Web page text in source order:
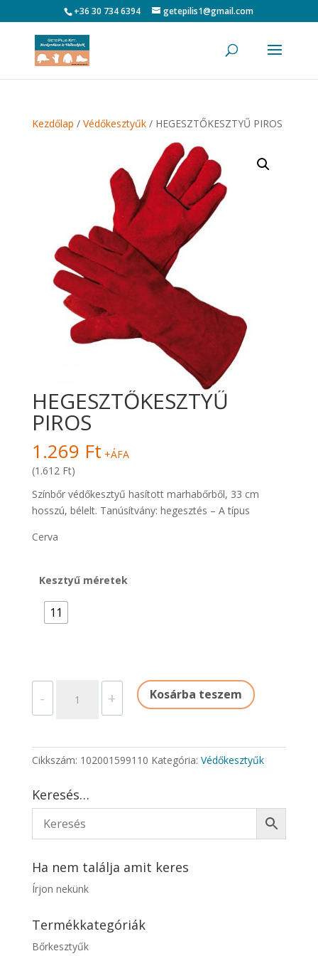
+36 30 734 6394 getepilis1@gmail.com
Kezdőlap / Védőkesztyűk/ HEGESZTŐKESZTYŰ PIROS
HEGESZTŐKESZTYŰ
PIROS
1.269 Ft +ÁFA
(1.612 Ft)
Színbőr védőkesztyű hasított marhabőrből, 33 cm
hosszú, bélelt. Tanúsítvány: hegesztés – A típus
Cerva
Kesztyű méretek
11
-
HEGESZTŐKESZTYŰ
PIROS
+ Kosárba teszem
Cikkszám: 102001599110 Kategória: Védőkesztyűk
Keresés…
Ha nem találja amit keres
Írjon nekünk
Termékkategóriák
Bőrkesztyűk